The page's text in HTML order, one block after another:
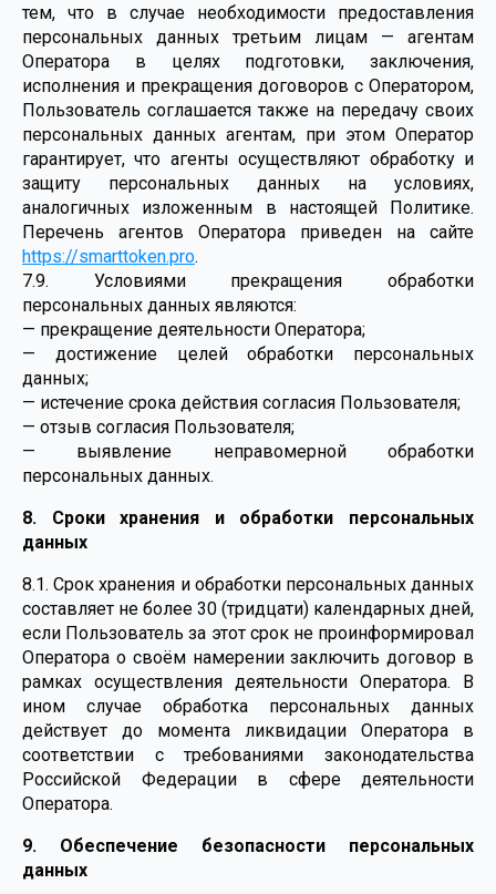
тем, что в случае необходимости предоставления
персональных данных третьим лицам — агентам
Оператора в целях подготовки, заключения,
исполнения и прекращения договоров с Оператором,
Пользователь соглашается также на передачу своих
персональных данных агентам, при этом Оператор
гарантирует, что агенты осуществляют обработку и
защиту персональных данных на условиях,
аналогичных изложенным в настоящей Политике.
Перечень агентов Оператора приведен на сайте
https://smarttoken.pro.
7.9. Условиями прекращения обработки
персональных данных являются:
— прекращение деятельности Оператора;
— достижение целей обработки персональных
данных;
— истечение срока действия согласия Пользователя;
— отзыв согласия Пользователя;
— выявление неправомерной обработки
персональных данных.
8. Сроки хранения и обработки персональных
данных
8.1. Срок хранения и обработки персональных данных
составляет не более 30 (тридцати) календарных дней,
если Пользователь за этот срок не проинформировал
Оператора о своём намерении заключить договор в
рамках осуществления деятельности Оператора. В
ином случае обработка персональных данных
действует до момента ликвидации Оператора в
соответствии с требованиями законодательства
Российской Федерации в сфере деятельности
Оператора.
9. Обеспечение безопасности персональных
данных